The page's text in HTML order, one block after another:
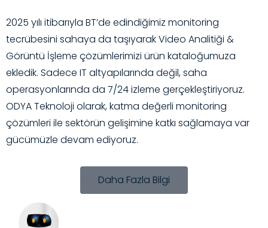
2025 yılı itibarıyla BT’de edindiğimiz monitoring
tecrübesini sahaya da taşıyarak Video Analitiği &
Görüntü İşleme çözümlerimizi ürün kataloğumuza
ekledik. Sadece IT altyapılarında değil, saha
operasyonlarında da 7/24 izleme gerçekleştiriyoruz.
ODYA Teknoloji olarak, katma değerli monitoring
çözümleri ile sektörün gelişimine katkı sağlamaya var
gücümüzle devam ediyoruz.
Daha Fazla Bilgi